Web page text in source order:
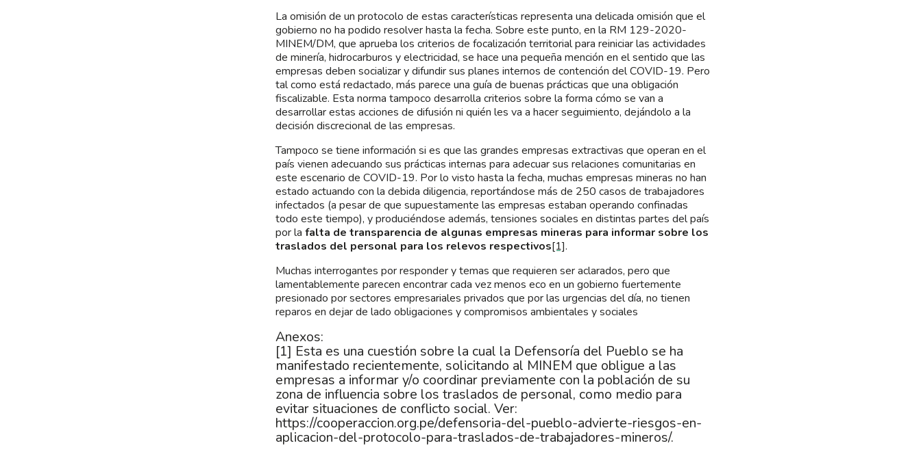
La omisión de un protocolo de estas características representa una delicada omisión que el
gobierno no ha podido resolver hasta la fecha. Sobre este punto, en la RM 129-2020-
MINEM/DM, que aprueba los criterios de focalización territorial para reiniciar las actividades
de minería, hidrocarburos y electricidad, se hace una pequeña mención en el sentido que las
empresas deben socializar y difundir sus planes internos de contención del COVID-19. Pero
tal como está redactado, más parece una guía de buenas prácticas que una obligación
fiscalizable. Esta norma tampoco desarrolla criterios sobre la forma cómo se van a
desarrollar estas acciones de difusión ni quién les va a hacer seguimiento, dejándolo a la
decisión discrecional de las empresas.
Tampoco se tiene información si es que las grandes empresas extractivas que operan en el
país vienen adecuando sus prácticas internas para adecuar sus relaciones comunitarias en
este escenario de COVID-19. Por lo visto hasta la fecha, muchas empresas mineras no han
estado actuando con la debida diligencia, reportándose más de 250 casos de trabajadores
infectados (a pesar de que supuestamente las empresas estaban operando confinadas
todo este tiempo), y produciéndose además, tensiones sociales en distintas partes del país
por la falta de transparencia de algunas empresas mineras para informar sobre los
traslados del personal para los relevos respectivos[1].
Muchas interrogantes por responder y temas que requieren ser aclarados, pero que
lamentablemente parecen encontrar cada vez menos eco en un gobierno fuertemente
presionado por sectores empresariales privados que por las urgencias del día, no tienen
reparos en dejar de lado obligaciones y compromisos ambientales y sociales
Anexos:
[1] Esta es una cuestión sobre la cual la Defensoría del Pueblo se ha
manifestado recientemente, solicitando al MINEM que obligue a las
empresas a informar y/o coordinar previamente con la población de su
zona de influencia sobre los traslados de personal, como medio para
evitar situaciones de conflicto social. Ver:
https://cooperaccion.org.pe/defensoria-del-pueblo-advierte-riesgos-en-
aplicacion-del-protocolo-para-traslados-de-trabajadores-mineros/.